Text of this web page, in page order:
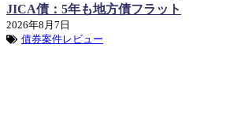
JICA債：5年も地方債フラット
2026年8月7日
債券案件レビュー